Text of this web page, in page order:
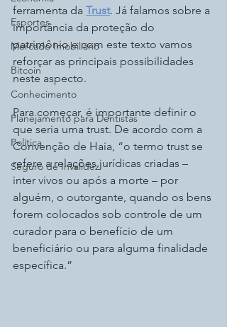
Esportes
Mercado Imobiliário
Bitcoin
Conhecimento
Planejamento para Dentistas
Política
Seguro de Invalidez
ferramenta da Trust. Já falamos sobre a
importância da proteção do
patrimônio e com este texto vamos
reforçar as principais possibilidades
neste aspecto.
Para começar, é importante definir o
que seria uma trust. De acordo com a
Convenção de Haia, “o termo trust se
refere a relações jurídicas criadas –
inter vivos ou após a morte – por
alguém, o outorgante, quando os bens
forem colocados sob controle de um
curador para o benefício de um
beneficiário ou para alguma finalidade
específica.”